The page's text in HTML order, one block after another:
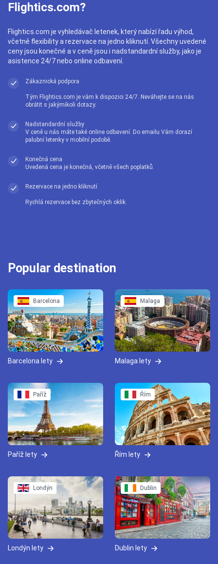
Flightics.com?
Flightics.com je vyhledávač letenek, který nabízí řadu výhod,
včetně flexibility a rezervace na jedno kliknutí. Všechny uvedené
ceny jsou konečné a v ceně jsou i nadstandardní služby, jako je
asistence 24/7 nebo online odbavení.
Zákaznická podpora
Tým Flightics.com je vám k dispozici 24/7. Neváhejte se na nás
obrátit s jakýmikoli dotazy.
Nadstandardní služby
V ceně u nás máte také online odbavení. Do emailu Vám dorazí
palubní letenky v mobilní podobě.
Konečná cena
Uvedená cena je konečná, včetně všech poplatků.
Rezervace na jedno kliknutí
Rychlá rezervace bez zbytečných oklik.
Popular destination
Barcelona
Barcelona lety
Malaga
Malaga lety
Paříž
Paříž lety
Řím
Řím lety
Londýn
Londýn lety
Dublin
Dublin lety